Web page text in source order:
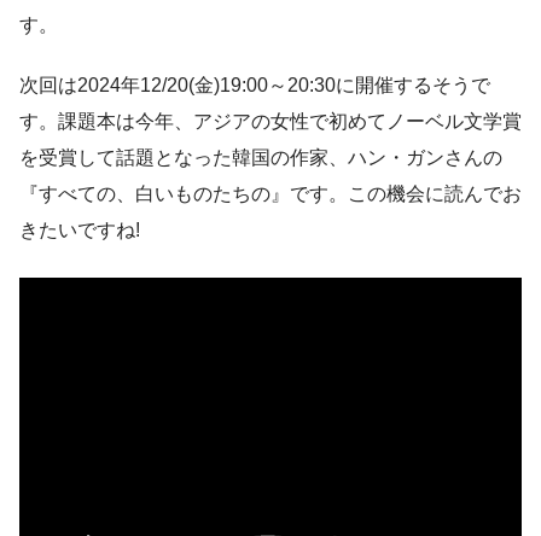
す。
次回は2024年12/20(金)19:00～20:30に開催するそうで
す。課題本は今年、アジアの女性で初めてノーベル文学賞
を受賞して話題となった韓国の作家、ハン・ガンさんの
『すべての、白いものたちの』です。この機会に読んでお
きたいですね!